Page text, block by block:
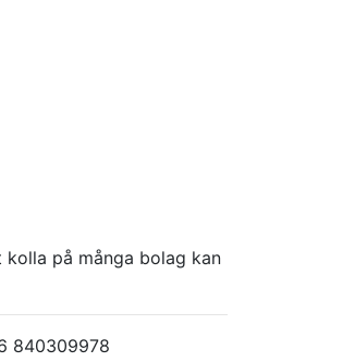
på många bolag kan
840309978